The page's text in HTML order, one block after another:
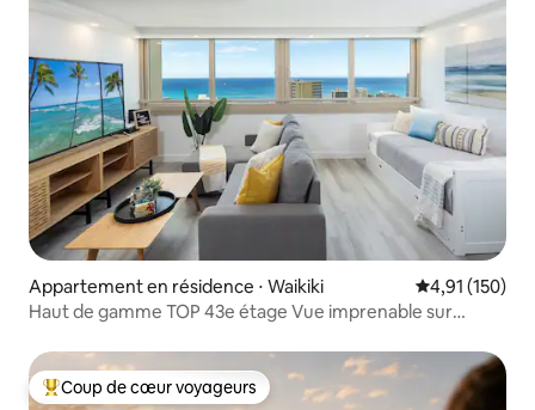
Appartement en résidence ⋅ Waikiki Évaluation
4,91 (150)
Haut de gamme TOP 43e étage Vue imprenable sur
Coups de cœur voyageurs les plus appréciés
Coup de cœur voyageurs